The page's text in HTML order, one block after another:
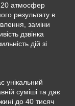
атмосфер
результату в
заміни
дзвінка
дій зі
унікальний
суміші та дає
до 40 тисяч